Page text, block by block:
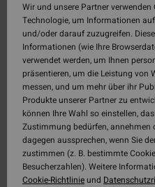
Wir und unsere Partner
Technologie, um Informationen
und/oder darauf zuzugreifen.
Informationen (wie Ihre
verwendet werden, um Ihnen
präsentieren, um die Leistung von
messen, und um mehr über ihr
Produkte unserer Partner zu
können Ihre Wahl so einstellen,
Zustimmung bedürfen, annehmen
dagegen aussprechen, wenn Sie
zustimmen (z. B. bestimmte
Besucherzahlen). Weitere
Cookie-Richtlinieund